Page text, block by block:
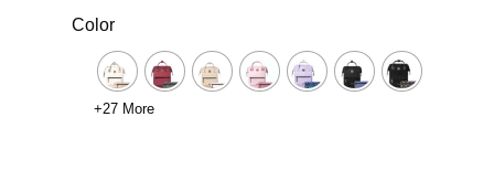
desde
89.00 €
Color
+27 More